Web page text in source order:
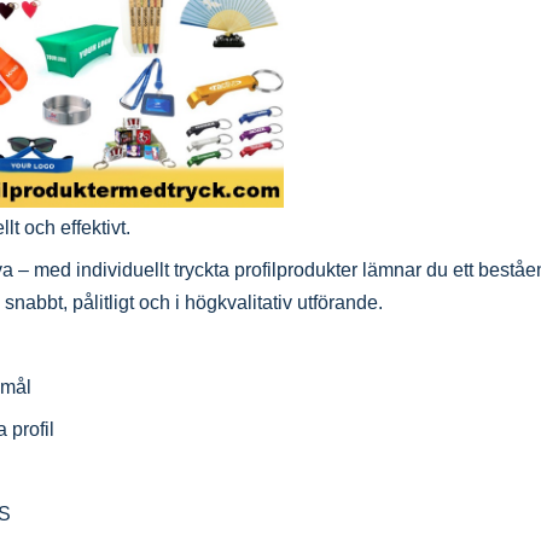
och effektivt.
– med individuellt tryckta profilprodukter lämnar du ett
pålitligt och i högkvalitativ utförande.
profil